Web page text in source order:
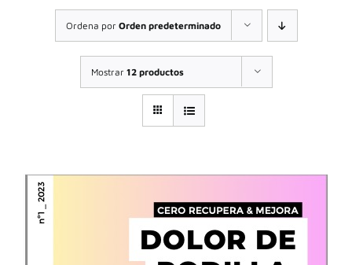
FORMACIÓN
COMUNIDAD
CONTACTO
Ordena por Orden predeterminado
Mostrar 12 productos